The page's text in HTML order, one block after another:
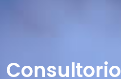
Consultorio